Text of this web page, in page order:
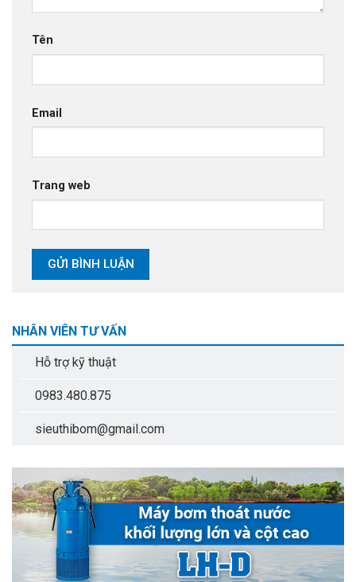
Tên
Email
Trang web
NHÂN VIÊN TƯ VẤN
Hỗ trợ kỹ thuật
0983.480.875
sieuthibom@gmail.com